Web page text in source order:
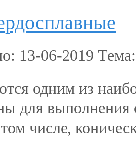
13-06-2019
одним из
для
том числе,